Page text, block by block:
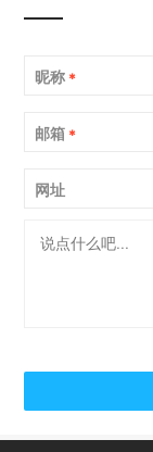
昵称 *
邮箱 *
网址